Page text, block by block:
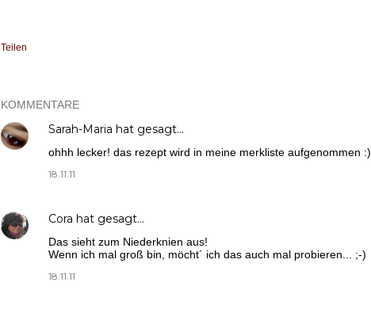
Teilen
KOMMENTARE
Sarah-Maria hat gesagt…
ohhh lecker! das rezept wird in meine merkliste aufgenommen :)
18.11.11
Cora hat gesagt…
Das sieht zum Niederknien aus!
Wenn ich mal groß bin, möcht´ ich das auch mal probieren... ;-)
18.11.11